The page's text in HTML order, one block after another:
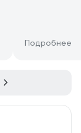
Подробнее